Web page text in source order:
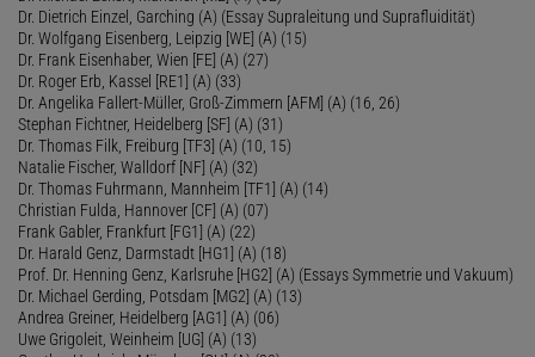
Dr. Dietrich Einzel, Garching (A) (Essay Supraleitung und Suprafluidität)
Dr. Wolfgang Eisenberg, Leipzig [WE] (A) (15)
Dr. Frank Eisenhaber, Wien [FE] (A) (27)
Dr. Roger Erb, Kassel [RE1] (A) (33)
Dr. Angelika Fallert-Müller, Groß-Zimmern [AFM] (A) (16, 26)
Stephan Fichtner, Heidelberg [SF] (A) (31)
Dr. Thomas Filk, Freiburg [TF3] (A) (10, 15)
Natalie Fischer, Walldorf [NF] (A) (32)
Dr. Thomas Fuhrmann, Mannheim [TF1] (A) (14)
Christian Fulda, Hannover [CF] (A) (07)
Frank Gabler, Frankfurt [FG1] (A) (22)
Dr. Harald Genz, Darmstadt [HG1] (A) (18)
Prof. Dr. Henning Genz, Karlsruhe [HG2] (A) (Essays Symmetrie und Vakuum)
Dr. Michael Gerding, Potsdam [MG2] (A) (13)
Andrea Greiner, Heidelberg [AG1] (A) (06)
Uwe Grigoleit, Weinheim [UG] (A) (13)